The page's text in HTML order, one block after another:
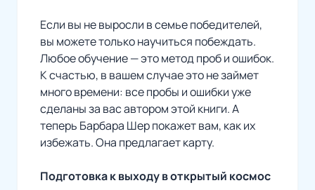
Если вы не выросли в семье победителей,
вы можете только научиться побеждать.
Любое обучение — это метод проб и ошибок.
К счастью, в вашем случае это не займет
много времени: все пробы и ошибки уже
сделаны за вас автором этой книги. А
теперь Барбара Шер покажет вам, как их
избежать. Она предлагает карту.
Подготовка к выходу в открытый космос